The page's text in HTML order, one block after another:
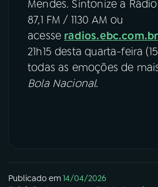
Mendes. Sintonize a
87,1 FM / 1130 AM ou
acesse radios.ebc.com.br
21h15 desta quarta-feira
todas as emoções de
Bola Nacional.
Publicado em14/04/2026